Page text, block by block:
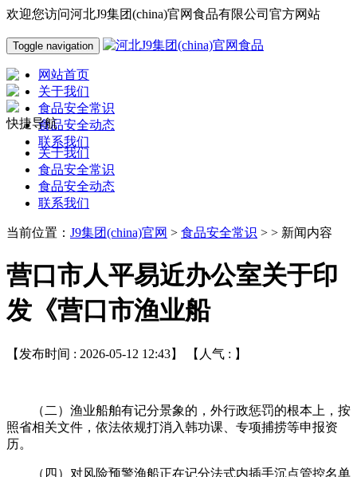
欢迎您访问河北J9集团(china)官网食品有限公司官方网站
Toggle navigation
网站首页
关于我们
食品安全常识
食品安全动态
联系我们
快捷导航
关于我们
食品安全常识
食品安全动态
联系我们
当前位置： J9集团(china)官网 > 食品安全常识 > > 新闻内容
营口市人平易近办公室关于印
发《营口市渔业船
【发布时间 : 2026-05-12 12:43】 【人气 : 】
（二）渔业船舶有记分景象的，外行政惩罚的根本上，按
照省相关文件，依法依规打消入韩功课、专项捕捞等申报资
历。
（四）对风险预警渔船正在记分法式内插手沉点管控名单